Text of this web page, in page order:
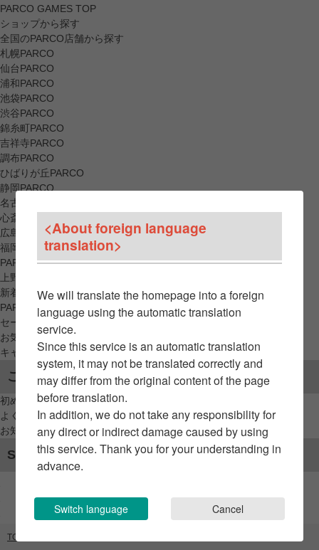
PARCO GAMES TOP
ショップから探す
全国のPARCO店舗から探す
札幌PARCO
仙台PARCO
浦和PARCO
池袋PARCO
渋谷PARCO
錦糸町PARCO
吉祥寺PARCO
調布PARCO
ひばりが丘PARCO
静岡PARCO
名古屋PARCO
心斎橋PARCO
広島PARCO
福岡PARCO
PARCO_ya
上野
新着アイテムから探す
PARCO限定アイテムから探す
セールアイテムから探す
お気に入りから探す
キャンペーン/クーポン対象から探す
ご利用案内
初めてのお客様へ
よくあるご質問 / お問い合わせ
お知らせ
SNSアカウント
TOP
<About foreign language
translation>
We will translate the homepage into a foreign
language using the automatic translation
service.
Since this service is an automatic translation
system, it may not be translated correctly and
may differ from the original content of the page
before translation.
In addition, we do not take any responsibility for
any direct or indirect damage caused by using
this service. Thank you for your understanding in
advance.
Switch language Cancel